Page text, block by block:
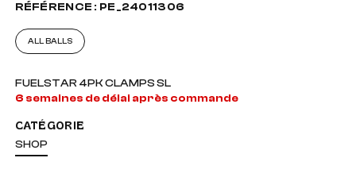
RÉFÉRENCE : PE_24011306
ALL BALLS
FUELSTAR 4PK CLAMPS SL
6 semaines de délai après commande
CATÉGORIE
SHOP